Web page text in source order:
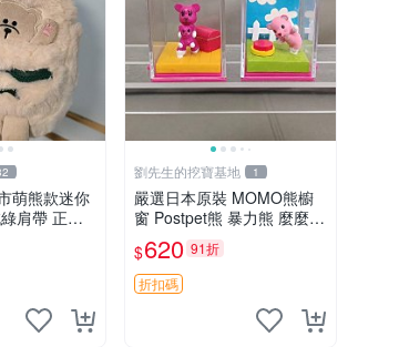
萌熊款迷你
肩帶 正式
未拆封 尺
合收藏 迷
背包配件
劉先生的挖寶基地 1
嚴選日本原裝 MOMO熊櫥
窗 Postpet熊 暴力熊 麼麼
熊，實物精緻收藏無損，二
手誠意出售 暴力熊 MOMO
熊 日本版 櫥趣熊熊偶
$620 91折
折扣碼